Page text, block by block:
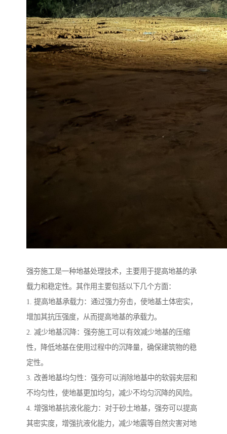
强夯施工是一种地基处理技术，主要用于提高地基的承
载力和稳定性。其作用主要包括以下几个方面：
1. 提高地基承载力：通过强力夯击，使地基土体密实，
增加其抗压强度，从而提高地基的承载力。
2. 减少地基沉降：强夯施工可以有效减少地基的压缩
性，降低地基在使用过程中的沉降量，确保建筑物的稳
定性。
3. 改善地基均匀性：强夯可以消除地基中的软弱夹层和
不均匀性，使地基更加均匀，减少不均匀沉降的风险。
4. 增强地基抗液化能力：对于砂土地基，强夯可以提高
其密实度，增强抗液化能力，减少地震等自然灾害对地